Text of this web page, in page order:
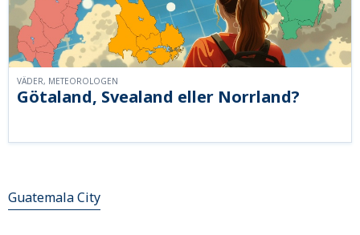
Götaland, Svealand eller Norrland?
VÄDER, METEOROLOGEN
Guatemala City